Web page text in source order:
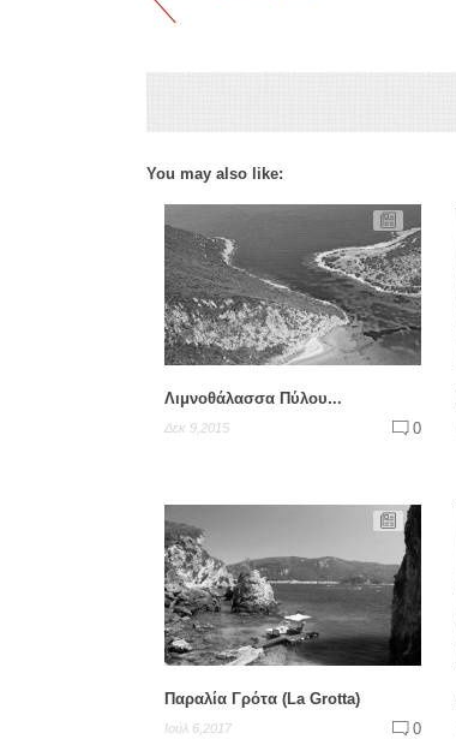
You may also like:
Λιμνοθάλασσα Πύλου...
Δεκ 9,2015 0
Παραλία Γρότα (La Grotta)
Ιούλ 6,2017 0